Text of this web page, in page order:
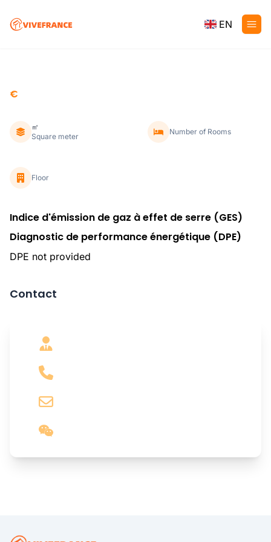
EN
€
㎡
Square meter
Number of Rooms
Floor
Indice d'émission de gaz à effet de serre (GES)
Diagnostic de performance énergétique (DPE)
DPE not provided
Contact